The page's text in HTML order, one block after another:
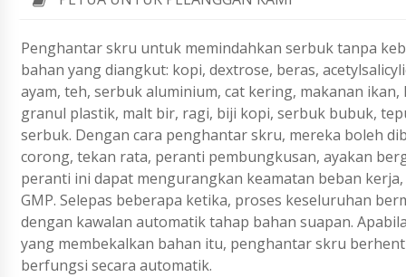
Penghantar skru untuk memindahkan serbuk tanpa
bahan yang diangkut: kopi, dextrose, beras,
ayam, teh, serbuk aluminium, cat kering, makanan
granul plastik, malt bir, ragi, biji kopi, serbuk bubuk,
serbuk. Dengan cara penghantar skru, mereka boleh
corong, tekan rata, peranti pembungkusan, ayakan
peranti ini dapat mengurangkan keamatan beban
GMP. Selepas beberapa ketika, proses keseluruhan
dengan kawalan automatik tahap bahan suapan.
yang membekalkan bahan itu, penghantar skru
berfungsi secara automatik.